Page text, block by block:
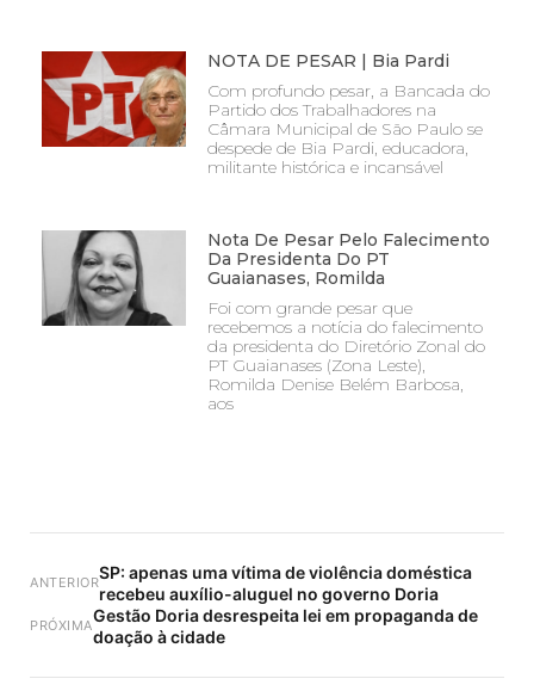
NOTA DE PESAR | Bia Pardi
Com profundo pesar, a Bancada do
Partido dos Trabalhadores na
Câmara Municipal de São Paulo se
despede de Bia Pardi, educadora,
militante histórica e incansável
Nota De Pesar Pelo Falecimento
Da Presidenta Do PT
Guaianases, Romilda
Foi com grande pesar que
recebemos a notícia do falecimento
da presidenta do Diretório Zonal do
PT Guaianases (Zona Leste),
Romilda Denise Belém Barbosa,
aos
ANTERIORSP: apenas uma vítima de violência doméstica
recebeu auxílio-aluguel no governo Doria
PRÓXIMAGestão Doria desrespeita lei em propaganda de
doação à cidade